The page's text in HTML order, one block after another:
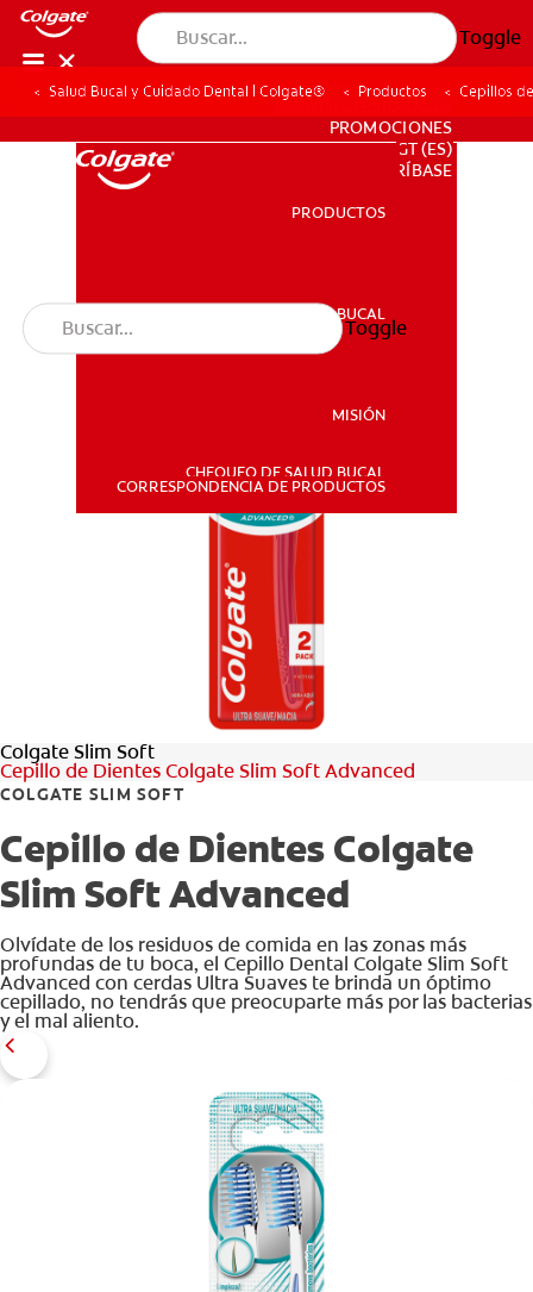
Toggle
SALUD BUCAL
CHEQUEO DE SALUD BUCAL
CORRESPONDENCIA DE PRODUCTOS
SUSCRÍBASE
PARA PROFESIONALES
PROMOCIONES
GT (ES)
SUSCRÍBASE
PRODUCTOS
SALUD BUCAL
MISIÓN
CHEQUEO DE SALUD BUCAL
CORRESPONDENCIA DE PRODUCTOS
Toggle
Salud Bucal y Cuidado Dental | Colgate® Productos Cepillos
Colgate Slim Soft
Cepillo de Dientes Colgate Slim Soft Advanced
COLGATE SLIM SOFT
Cepillo de Dientes Colgate
Slim Soft Advanced
Olvídate de los residuos de comida en las zonas más
profundas de tu boca, el Cepillo Dental Colgate Slim Soft
Advanced con cerdas Ultra Suaves te brinda un óptimo
cepillado, no tendrás que preocuparte más por las bacterias
y el mal aliento.